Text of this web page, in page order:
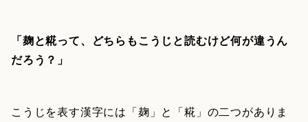
「麹と糀って、どちらもこうじと読むけど何が違うん
だろう？」
こうじを表す漢字には「麹」と「糀」の二つがありま